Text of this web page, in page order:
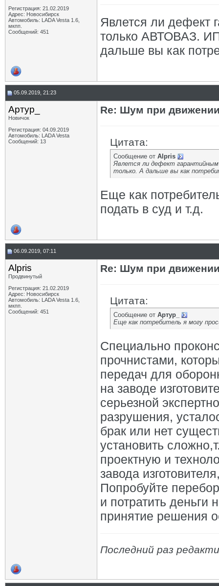
Регистрация: 21.02.2019
Адрес: Новосибирск
Автомобиль: LADA Vesta 1.6,
мкпп.
Сообщений: 451
Явлется ли дефект
только АВТОВАЗ.
дальше вы как
05.09.2019, 21:23
Артур_
Новичок
Регистрация: 04.09.2019
Автомобиль: LADA Vesta
Сообщений: 13
Re: Шум при
Цитата:
Сообщение от Alpris
Явлется ли дефект
только. А дальше вы как
Еще как
подать в суд и т.д.
06.09.2019, 07:11
Alpris
Продвинутый
Регистрация: 21.02.2019
Адрес: Новосибирск
Автомобиль: LADA Vesta 1.6,
мкпп.
Сообщений: 451
Re: Шум при
Цитата:
Сообщение от Артур_
Еще как потребитель я могу
Специально
прочнистами,
передач для
на заводе
серьезной
разрушения,
брак или нет
установить
проектную и
завода
Попробуйте
и потратить деньги
принятие решения
Последний раз